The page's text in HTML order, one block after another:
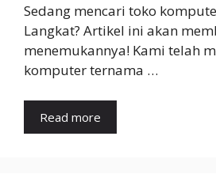
Sedang mencari toko
Langkat? Artikel ini akan
menemukannya! Kami telah
komputer ternama …
Read more